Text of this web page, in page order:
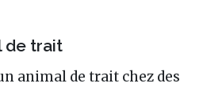
de trait
animal de trait chez des